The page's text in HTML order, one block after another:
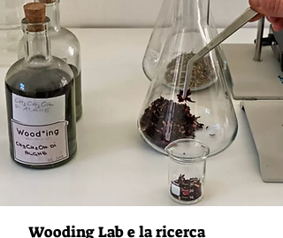
Wooding Lab e la ricerca